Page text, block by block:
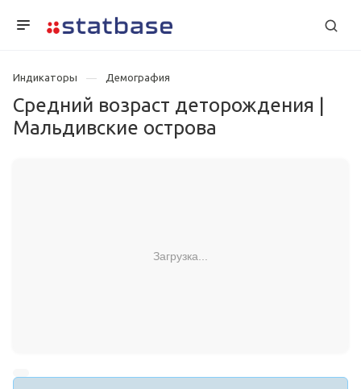
Индикаторы Демография
Средний возраст деторождения |
Мальдивские острова
Загрузка...